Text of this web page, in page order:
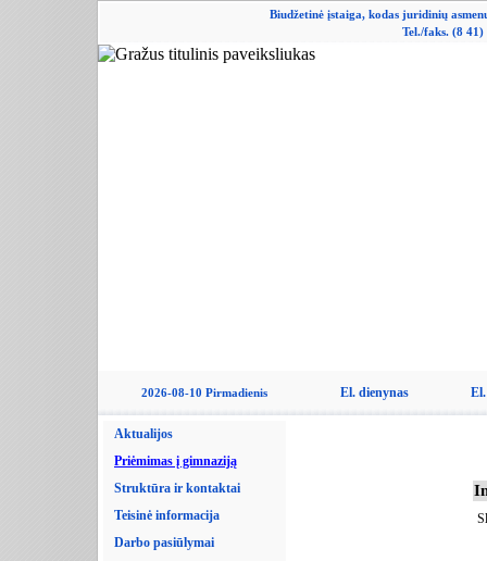
Biudžetinė įstaiga, kodas juridinių
Tel./faks. (8
2026-08-10 Pirmadienis El. dienynas
Aktualijos
Priėmimas į gimnaziją
Struktūra ir kontaktai
Teisinė informacija
Darbo pasiūlymai